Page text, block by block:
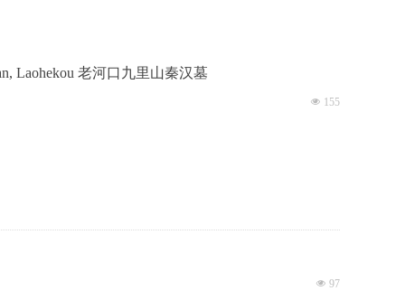
Laohekou 老河口九里山秦汉墓
넶 155
넶 97